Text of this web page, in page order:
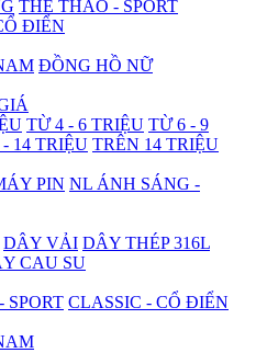
THỂ THAO - SPORT
ĐIỂN
ĐỒNG HỒ NỮ
TỪ 4 - 6 TRIỆU TỪ 6 - 9
14 TRIỆU TRÊN 14 TRIỆU
PIN NL ÁNH SÁNG -
DÂY VẢI DÂY THÉP 316L
CAU SU
SPORT CLASSIC - CỔ ĐIỂN